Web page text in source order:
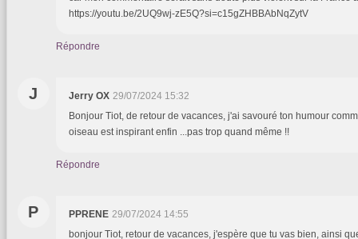
https://youtu.be/2UQ9wj-zE5Q?si=c15gZHBBAbNqZytV
Répondre
J Jerry OX 29/07/2024 15:32
Bonjour Tiot, de retour de vacances, j'ai savouré ton humour
oiseau est inspirant enfin ...pas trop quand même !!
Répondre
P PPRENE 29/07/2024 14:55
bonjour Tiot, retour de vacances, j'espère que tu vas bien, ainsi